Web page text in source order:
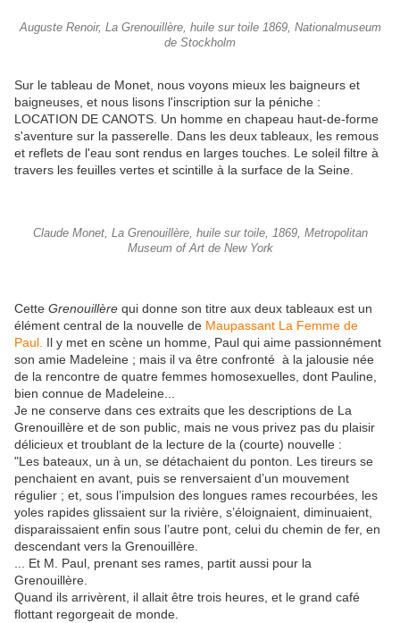
Auguste Renoir, La Grenouillère, huile sur toile 1869, Nationalmuseum
de Stockholm
Sur le tableau de Monet, nous voyons mieux les baigneurs et
baigneuses, et nous lisons l'inscription sur la péniche :
LOCATION DE CANOTS. Un homme en chapeau haut-de-forme
s'aventure sur la passerelle. Dans les deux tableaux, les remous
et reflets de l'eau sont rendus en larges touches. Le soleil filtre à
travers les feuilles vertes et scintille à la surface de la Seine.
Claude Monet, La Grenouillère, huile sur toile, 1869, Metropolitan
Museum of Art de New York
Cette Grenouillère qui donne son titre aux deux tableaux est un
élément central de la nouvelle de Maupassant La Femme de
Paul. Il y met en scène un homme, Paul qui aime passionnément
son amie Madeleine ; mais il va être confronté à la jalousie née
de la rencontre de quatre femmes homosexuelles, dont Pauline,
bien connue de Madeleine...
Je ne conserve dans ces extraits que les descriptions de La
Grenouillère et de son public, mais ne vous privez pas du plaisir
délicieux et troublant de la lecture de la (courte) nouvelle :
"Les bateaux, un à un, se détachaient du ponton. Les tireurs se
penchaient en avant, puis se renversaient d’un mouvement
régulier ; et, sous l’impulsion des longues rames recourbées, les
yoles rapides glissaient sur la rivière, s’éloignaient, diminuaient,
disparaissaient enfin sous l’autre pont, celui du chemin de fer, en
descendant vers la Grenouillère.
... Et M. Paul, prenant ses rames, partit aussi pour la
Grenouillère.
Quand ils arrivèrent, il allait être trois heures, et le grand café
flottant regorgeait de monde.